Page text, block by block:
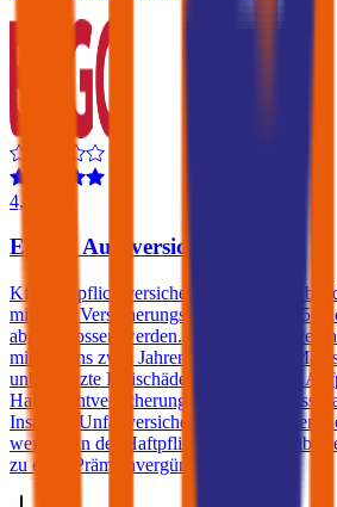
4,4
ERGO Autoversicherung
Kfz-Haftpflichtversicherungen können bei
mit einer Versicherungssumme von € 15
abgeschlossen werden. Die ERGO bietet
mindestens zwei Jahren in der Bonus
unbegrenzte Freischäden. Gegen einen
Haftpflichtversicherung auch um ein
Insassen-Unfallversicherung sowie einen
werden. In der Haftpflicht kann ein
zu einer Prämienvergünstigung führt.